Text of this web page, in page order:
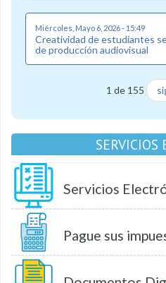
Miércoles, Mayo 6, 2026 - 15:49
Creatividad de estudiantes
de producción audiovisual
1 de 155
SERVICIOS
Servicios
Pague sus